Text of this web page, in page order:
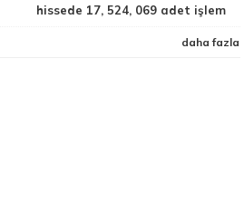
hissede 17, 524, 069 adet işlem
daha fazla